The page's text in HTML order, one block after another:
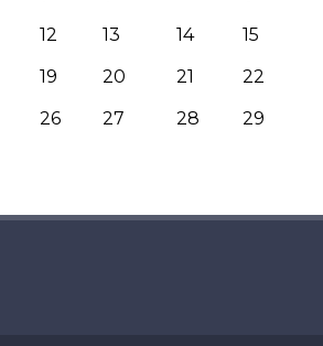
12 13 14
15
19 20 21
22
26 27 28
29